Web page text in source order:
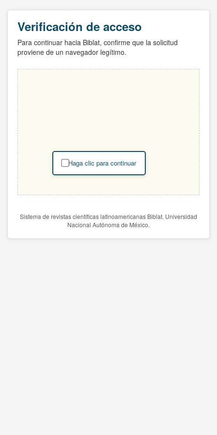
Verificación de acceso
Para continuar hacia Biblat, confirme que la solicitud
proviene de un navegador legítimo.
Haga clic para continuar
Sistema de revistas científicas latinoamericanas Biblat. Universidad
Nacional Autónoma de México.